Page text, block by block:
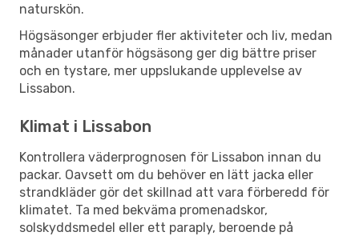
naturskön.
Högsäsonger erbjuder fler aktiviteter och liv, medan
månader utanför högsäsong ger dig bättre priser
och en tystare, mer uppslukande upplevelse av
Lissabon.
Klimat i Lissabon
Kontrollera väderprognosen för Lissabon innan du
packar. Oavsett om du behöver en lätt jacka eller
strandkläder gör det skillnad att vara förberedd för
klimatet. Ta med bekväma promenadskor,
solskyddsmedel eller ett paraply, beroende på